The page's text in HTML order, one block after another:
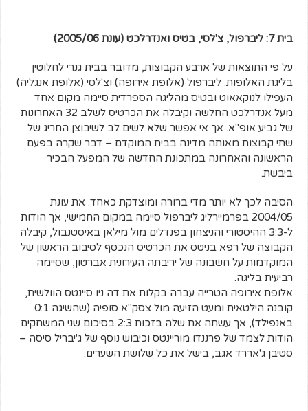
בית 7: ליברפול, צ'לסי, בטיס ואנדרלכט (עונת 2005/06)
על פי התוצאות של ארבע הקבוצות, מדובר בבית גנרי לחלוטין
בליגת האלופות. ליברפול (אלופת אירופה) וצ'לסי (אלופת אנגליה)
העפילו לנוקאאוט ובטיס מהליגה הספרדית סיימה מקום אחד
מעל אנדרלכט החלשה וקיבלה את הכרטיס לשלב 32 האחרונות
של גביע אופ"א. אך אי אפשר שלא לשים לב לשיבוצן החריג של
שתי קבוצות מאותה מדינה בבית המוקדם – דבר שקרה בפעם
הראשונה והאחרונה במתכונת החדשה של המפעל הבכיר
ביבשת.
הסיבה לכך לא יותר מדי ברורה ומוצדקת כאחד. את עונת
2004/05 בפרמיירליג ליברפול סיימה במקום החמישי, אך הודות
ל-3:3 ההיסטורי והניצחון בפנדלים מול מילאן באיסטנבול, קיבלה
הקבוצה של רפא בניטס את הכרטיס הנכסף לסיבוב הראשון של
המוקדמות על חשבונה של יריבתה העירונית אברטון, שסיימה
רביעית בליגה.
אלופת אירופה הטרייה עברה בקלות את דה ניו סיינטס הוולשית,
קובנה הילטאית ומעט הזיעה מול צסק"א סופיה (שהשיגה 0:1
באנפילד), אך עשתה את שלה בזכות 2:3 בסיכום שני המשחקים
הודות לצמד של פרננדו מוריינטס וכיבוש נוסף של ג'יבריל סיסה –
סטיבן ג'אררד אגב, בישל את כל שלושת השערים.